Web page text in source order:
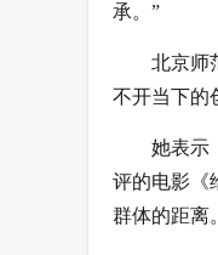
承。”
北京师
不开当下的
她表示
评的电影《
群体的距离。